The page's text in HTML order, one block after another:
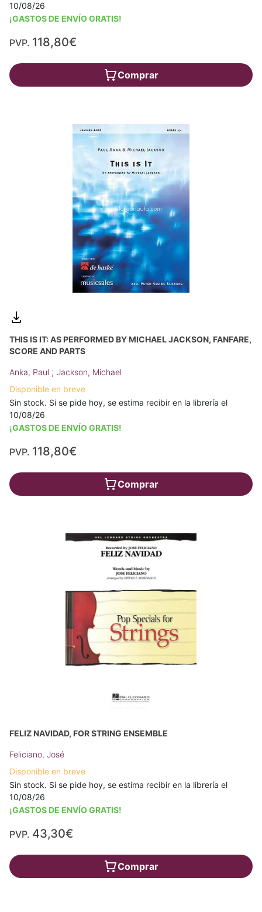
10/08/26
¡GASTOS DE ENVÍO GRATIS!
PVP. 118,80€
Comprar
THIS IS IT: AS PERFORMED BY MICHAEL JACKSON, FANFARE,
SCORE AND PARTS
Anka, Paul ; Jackson, Michael
Disponible en breve
Sin stock. Si se pide hoy, se estima recibir en la librería el
10/08/26
¡GASTOS DE ENVÍO GRATIS!
PVP. 118,80€
Comprar
FELIZ NAVIDAD, FOR STRING ENSEMBLE
Feliciano, José
Disponible en breve
Sin stock. Si se pide hoy, se estima recibir en la librería el
10/08/26
¡GASTOS DE ENVÍO GRATIS!
PVP. 43,30€
Comprar